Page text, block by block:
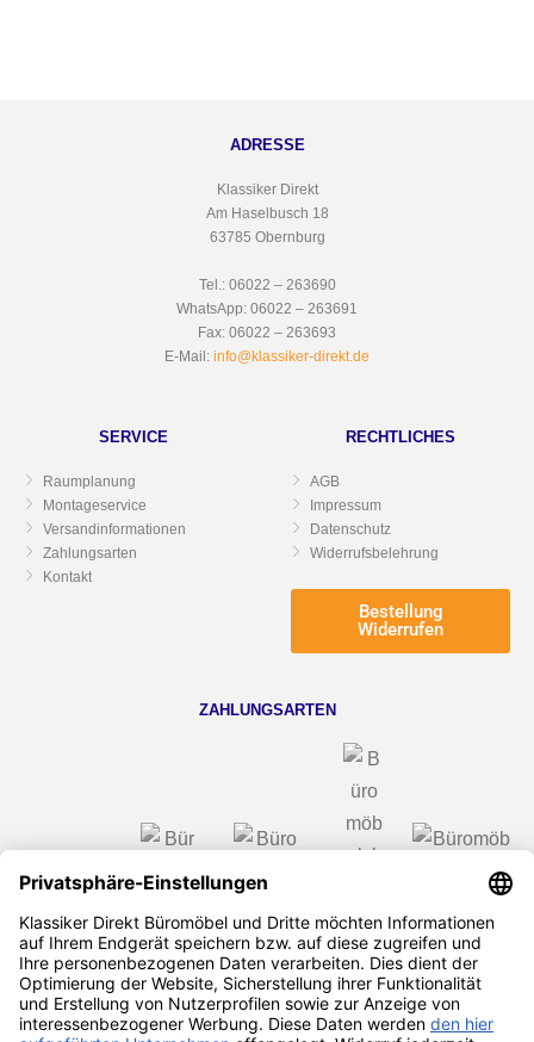
ADRESSE
Klassiker Direkt
Am Haselbusch 18
63785 Obernburg
Tel.: 06022 – 263690
WhatsApp: 06022 – 263691
Fax: 06022 – 263693
E-Mail: info@klassiker-direkt.de
SERVICE
Raumplanung
Montageservice
Versandinformationen
Zahlungsarten
Kontakt
RECHTLICHES
AGB
Impressum
Datenschutz
Widerrufsbelehrung
Bestellung
Widerrufen
ZAHLUNGSARTEN